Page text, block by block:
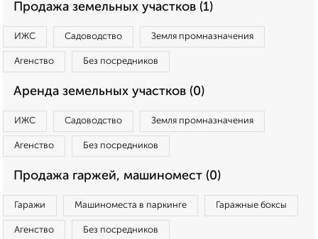
Продажа земельных участков (1)
ИЖС Садоводство Земля промназначения
Агенство Без посредников
Аренда земельных участков (0)
ИЖС Садоводство Земля промназначения
Агенство Без посредников
Продажа гаржей, машиномест (0)
Гаражи Машиноместа в паркинге Гаражные боксы
Агенство Без посредников